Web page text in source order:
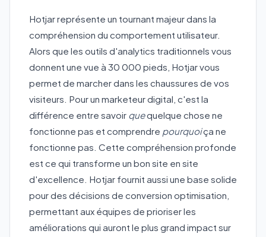
Hotjar représente un tournant majeur dans la
compréhension du comportement utilisateur.
Alors que les outils d'analytics traditionnels vous
donnent une vue à 30 000 pieds, Hotjar vous
permet de marcher dans les chaussures de vos
visiteurs. Pour un marketeur digital, c'est la
différence entre savoir quequelque chose ne
fonctionne pas et comprendre pourquoiça ne
fonctionne pas. Cette compréhension profonde
est ce qui transforme un bon site en site
d'excellence. Hotjar fournit aussi une base solide
pour des décisions de conversion optimisation,
permettant aux équipes de prioriser les
améliorations qui auront le plus grand impact sur